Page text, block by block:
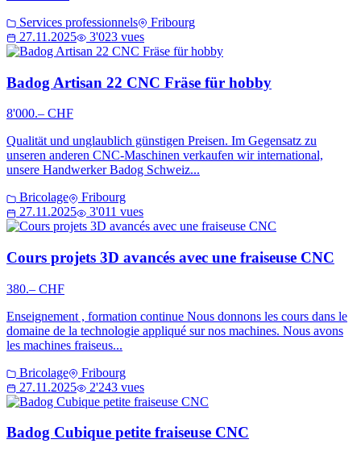
Services professionnels
Fribourg
27.11.2025
3'023 vues
Badog Artisan 22 CNC Fräse für hobby
8'000.– CHF
Qualität und unglaublich günstigen Preisen. Im Gegensatz zu
unseren anderen CNC-Maschinen verkaufen wir international,
unsere Handwerker Badog Schweiz...
Bricolage
Fribourg
27.11.2025
3'011 vues
Cours projets 3D avancés avec une fraiseuse CNC
380.– CHF
Enseignement , formation continue Nous donnons les cours dans le
domaine de la technologie appliqué sur nos machines. Nous avons
les machines fraiseus...
Bricolage
Fribourg
27.11.2025
2'243 vues
Badog Cubique petite fraiseuse CNC